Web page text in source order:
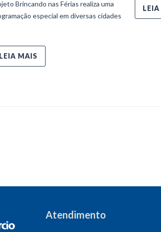
Brincando nas Férias realiza uma
especial em diversas cidades
LEIA MAIS
Atendimento